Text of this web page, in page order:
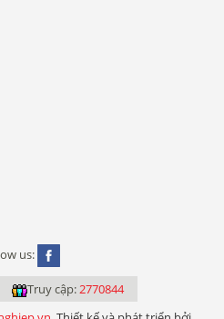
us:
Truy cập:2770844